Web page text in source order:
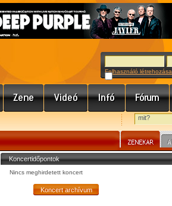
Felhasználó létrehozása
Koncertidőpontok
Nincs meghirdetett koncert